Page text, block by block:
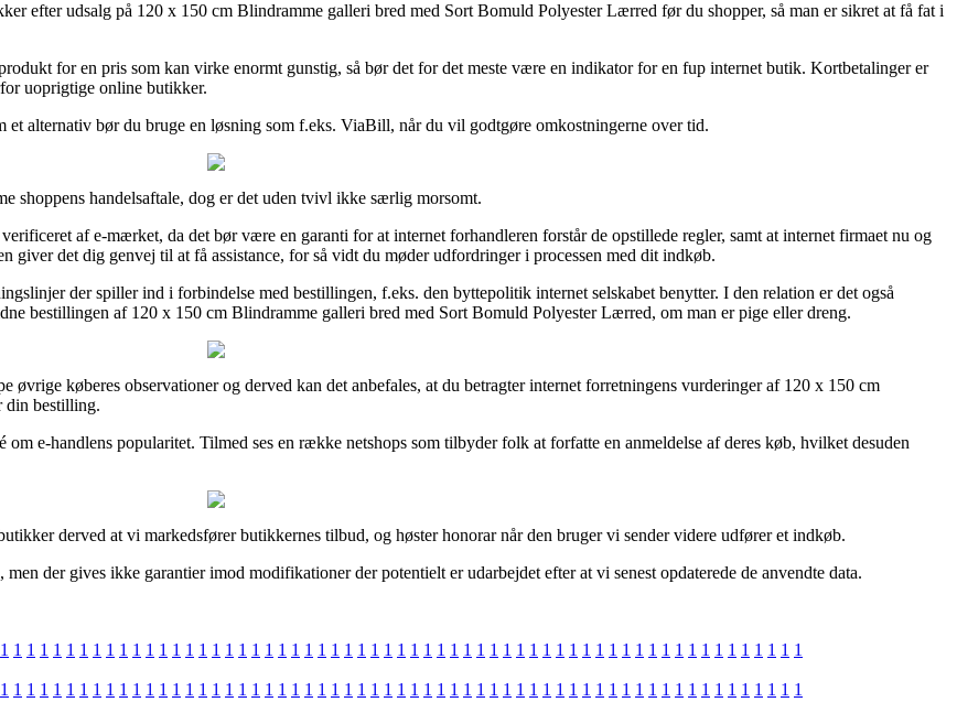
efter udsalg på 120 x 150 cm Blindramme galleri bred med Sort Bomuld Polyester Lærred før du shopper, så man er sikret at få fat i
for en pris som kan virke enormt gunstig, så bør det for det meste være en indikator for en fup internet butik. Kortbetalinger er
uoprigtige online butikker.
alternativ bør du bruge en løsning som f.eks. ViaBill, når du vil godtgøre omkostningerne over tid.
shoppens handelsaftale, dog er det uden tvivl ikke særlig morsomt.
af e-mærket, da det bør være en garanti for at internet forhandleren forstår de opstillede regler, samt at internet firmaet nu og
giver det dig genvej til at få assistance, for så vidt du møder udfordringer i processen med dit indkøb.
der spiller ind i forbindelse med bestillingen, f.eks. den byttepolitik internet selskabet benytter. I den relation er det også
bestillingen af 120 x 150 cm Blindramme galleri bred med Sort Bomuld Polyester Lærred, om man er pige eller dreng.
køberes observationer og derved kan det anbefales, at du betragter internet forretningens vurderinger af 120 x 150 cm
din bestilling.
e-handlens popularitet. Tilmed ses en række netshops som tilbyder folk at forfatte en anmeldelse af deres køb, hvilket desuden
derved at vi markedsfører butikkernes tilbud, og høster honorar når den bruger vi sender videre udfører et indkøb.
der gives ikke garantier imod modifikationer der potentielt er udarbejdet efter at vi senest opdaterede de anvendte data.
1 1 1 1 1 1 1 1 1 1 1 1 1 1 1 1 1 1 1 1 1 1 1 1 1 1 1 1 1 1 1 1 1 1 1 1 1 1 1 1 1 1 1 1 1 1 1 1 1 1 1 1 1 1 1 1 1 1 1 1 1
1 1 1 1 1 1 1 1 1 1 1 1 1 1 1 1 1 1 1 1 1 1 1 1 1 1 1 1 1 1 1 1 1 1 1 1 1 1 1 1 1 1 1 1 1 1 1 1 1 1 1 1 1 1 1 1 1 1 1 1 1